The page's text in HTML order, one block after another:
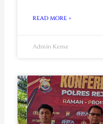
READ MORE »
Admin Keme